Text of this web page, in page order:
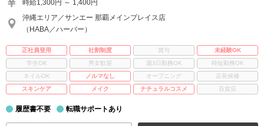
時給1,300円 ～ 1,400円
沖縄エリア／サンエー 那覇メインプレイス店
（HABA／ハーバー）
正社員登用 社割制度 賞与
未経験OK
学生OK
男女歓迎 週3日勤務OK
時短勤務OK
ネイルOK
ノルマなし オープニング
店長候補
スキンケア
メイク ナチュラルコスメ 百貨店
履歴書不要 転職サポートあり